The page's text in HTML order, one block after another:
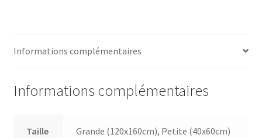
Informations complémentaires
Informations complémentaires
Taille Grande (120x160cm), Petite (40x60cm)